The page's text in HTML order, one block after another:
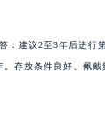
：建议2至3年后进行
存放条件良好、佩戴